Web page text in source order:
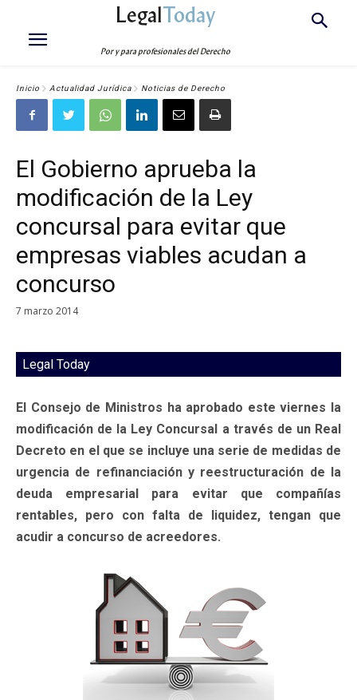
LegalToday
Por y para profesionales del Derecho
Inicio Actualidad Jurídica Noticias de Derecho
El Gobierno aprueba la
modificación de la Ley
concursal para evitar que
empresas viables acudan a
concurso
7 marzo 2014
Legal Today
El Consejo de Ministros ha aprobado este viernes la
modificación de la Ley Concursal a través de un Real
Decreto en el que se incluye una serie de medidas de
urgencia de refinanciación y reestructuración de la
deuda empresarial para evitar que compañías
rentables, pero con falta de liquidez, tengan que
acudir a concurso de acreedores.